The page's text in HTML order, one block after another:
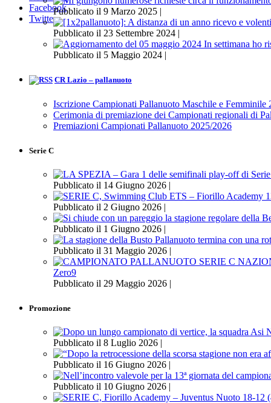
Facebook
Twitter
Pubblicato il 9 Marzo 2025 |
Pubblicato il 23 Settembre 2024 |
Pubblicato il 5 Maggio 2024 |
CR Lazio – pallanuoto
Iscrizione Campionati Pallanuoto Maschile e Femminile
Cerimonia di premiazione dei Campionati regionali di
Premiazioni Campionati Pallanuoto 2025/2026
Serie C
Pubblicato il 14 Giugno 2026 |
Pubblicato il 2 Giugno 2026 |
Pubblicato il 1 Giugno 2026 |
Pubblicato il 31 Maggio 2026 |
Zero9
Pubblicato il 29 Maggio 2026 |
Promozione
Pubblicato il 8 Luglio 2026 |
Pubblicato il 16 Giugno 2026 |
Pubblicato il 10 Giugno 2026 |